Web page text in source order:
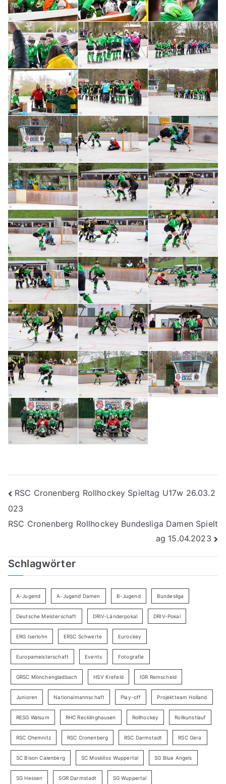
Beitragsnavigation
RSC Cronenberg Rollhockey Spieltag U17w 26.03.2
023
RSC Cronenberg Rollhockey Bundesliga Damen Spielt
ag 15.04.2023
Schlagwörter
A-Jugend A-Jugend Damen B-Jugend Bundesliga
Deutsche Meisterschaft DRIV-Länderpokal DRIV-Pokal
ERG Iserlohn ERSC Schwerte Eurockey
Europameisterschaft Events Fotografie
GRSC Mönchengladbach HSV Krefeld IGR Remscheid
Junioren Nationalmannschaft Play-off Projektteam Holland
RESG Walsum RHC Recklinghausen Rollhockey Rollkunstlauf
RSC Chemnitz RSC Cronenberg RSC Darmstadt RSC Gera
SC Bison Calenberg SC Moskitos Wuppertal SG Blue Angels
SG Hessen SGR Darmstadt SG Wuppertal